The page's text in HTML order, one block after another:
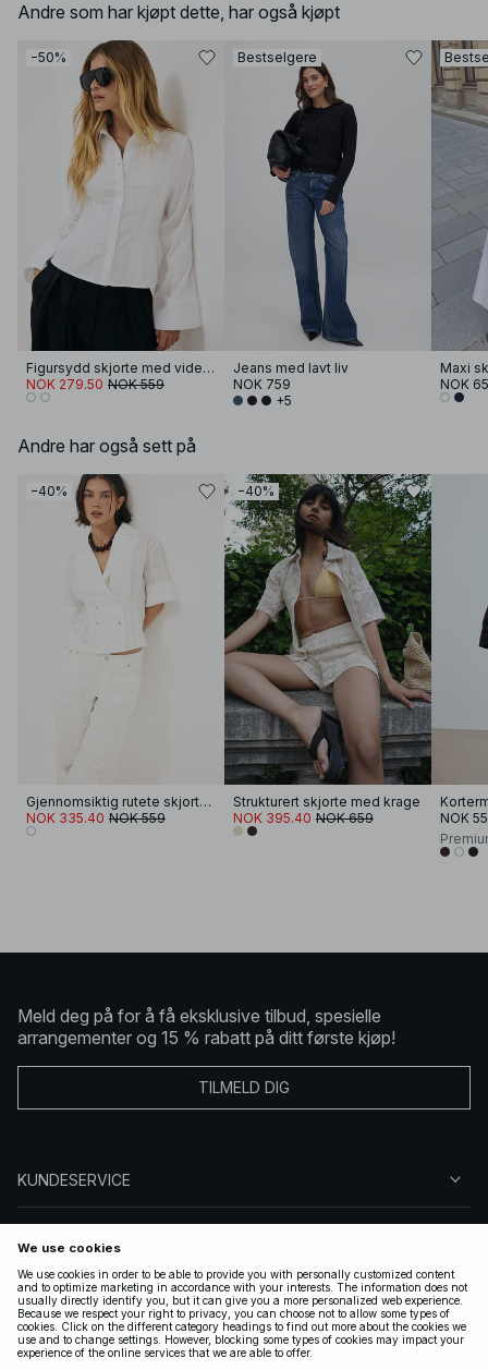
Andre som har kjøpt dette, har også kjøpt
−50%
Figursydd skjorte med vide mansjetter
NOK 279.50 NOK 559
Bestselgere
Jeans med lavt liv
NOK 759
+5
NOK
Andre har også sett på
−40%
Gjennomsiktig rutete skjorte med korte ermer
NOK 335.40 NOK 559
−40%
Strukturert skjorte med krage
NOK 395.40 NOK 659
NOK
Meld deg på for å få eksklusive tilbud, spesielle
arrangementer og 15 % rabatt på ditt første kjøp!
TILMELD DIG
KUNDESERVICE
FØLG OSS
LOVLIG